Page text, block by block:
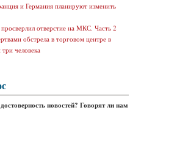
и Германия планируют изменить
отверстие на МКС. Часть 2
обстрела в торговом центре в
человека
новостей? Говорят ли нам